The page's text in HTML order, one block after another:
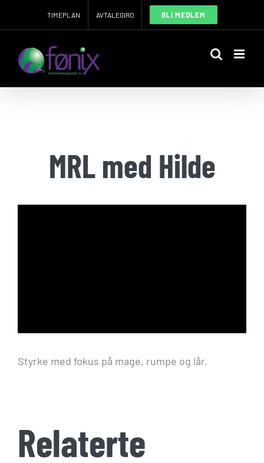
TIMEPLAN AVTALEGIRO BLI MEDLEM
MRL med Hilde
Styrke med fokus på mage, rumpe og lår.
Relaterte